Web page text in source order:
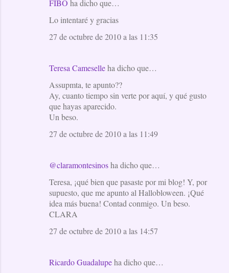
FIBO ha dicho que…
Lo intentaré y gracias
27 de octubre de 2010 a las 11:35
Teresa Cameselleha dicho que…
Assupmta, te apunto??
Ay, cuanto tiempo sin verte por aquí, y qué gusto
que hayas aparecido.
Un beso.
27 de octubre de 2010 a las 11:49
@claramontesinosha dicho que…
Teresa, ¡qué bien que pasaste por mi blog! Y, por
supuesto, que me apunto al Hallobloween. ¡Qué
idea más buena! Contad conmigo. Un beso.
CLARA
27 de octubre de 2010 a las 14:57
Ricardo Guadalupeha dicho que…